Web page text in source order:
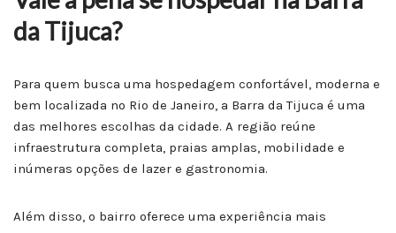
da Tijuca?
Para quem busca uma hospedagem confortável, moderna e
bem localizada no Rio de Janeiro, a Barra da Tijuca é uma
das melhores escolhas da cidade. A região reúne
infraestrutura completa, praias amplas, mobilidade e
inúmeras opções de lazer e gastronomia.
Além disso, o bairro oferece uma experiência mais